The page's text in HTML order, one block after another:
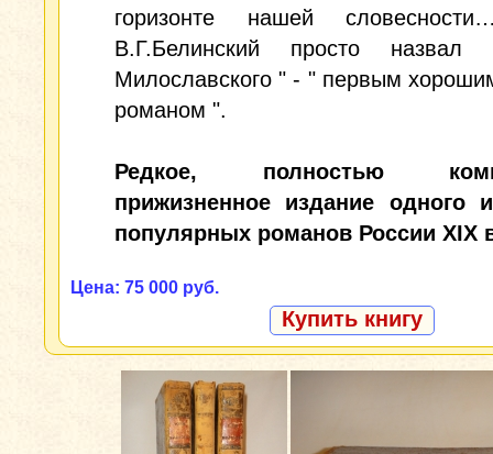
горизонте нашей
В.Г.Белинский просто
Милославского " - " первым
романом ".
Редкое, полностью
прижизненное издание одного
популярных романов России XIX
Цена: 75 000 руб.
Купить книгу